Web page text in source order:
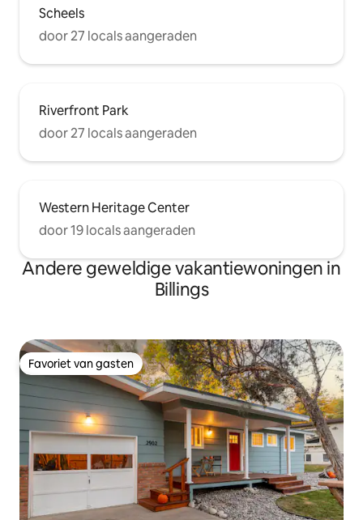
Scheels
door 27 locals aangeraden
Riverfront Park
door 27 locals aangeraden
Western Heritage Center
door 19 locals aangeraden
Andere geweldige vakantiewoningen in
Billings
Favoriet van gasten
Favoriet van gasten